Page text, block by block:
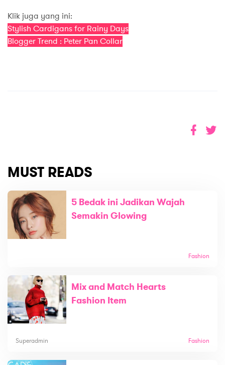
Klik juga yang ini:
Stylish Cardigans for Rainy Days
Blogger Trend : Peter Pan Collar
MUST READS
5 Bedak ini Jadikan Wajah
Semakin Glowing
Fashion
Mix and Match Hearts
Fashion Item
Superadmin Fashion